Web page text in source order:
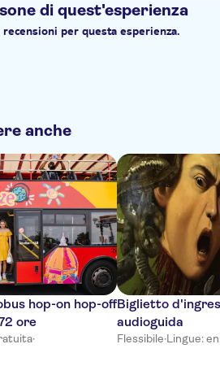
di quest'esperienza
per questa esperienza.
anche
hop-on hop-off
ore
·
Biglietto
audioguida
Flessibile·Lingue: